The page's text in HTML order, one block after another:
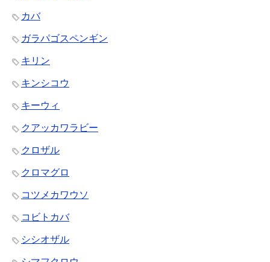
カバ
ガラパゴスペンギン
キリン
キンシコウ
キーウィ
クアッカワラビー
クロザル
クロマグロ
コツメカワウソ
コビトカバ
シシオザル